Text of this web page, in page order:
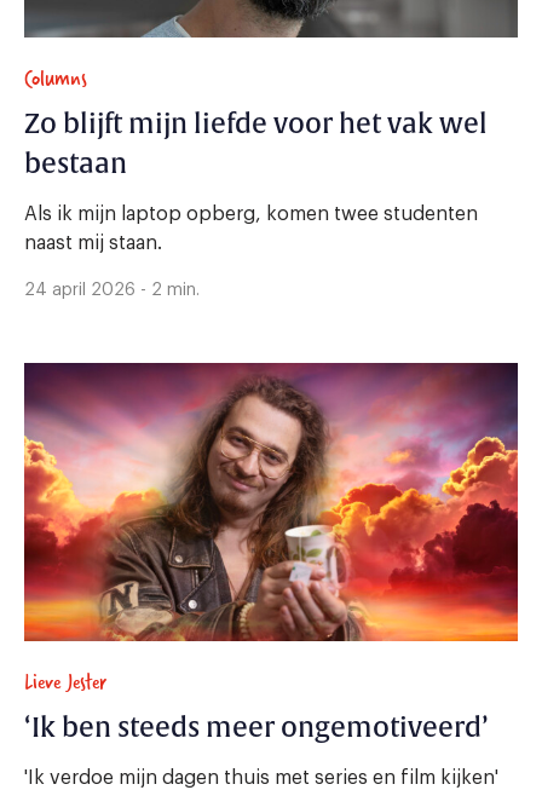
Columns
Zo blijft mijn liefde voor het vak wel
bestaan
Als ik mijn laptop opberg, komen twee studenten
naast mij staan.
24 april 2026 - 2 min.
Lieve Jester
‘Ik ben steeds meer ongemotiveerd’
'Ik verdoe mijn dagen thuis met series en film kijken'